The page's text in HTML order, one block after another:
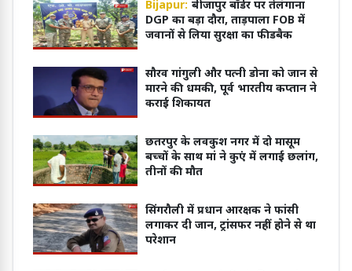
Bijapur: बीजापुर बॉर्डर पर तेलंगाना
DGP का बड़ा दौरा, ताड़पाला FOB में
जवानों से लिया सुरक्षा का फीडबैक
सौरव गांगुली और पत्नी डोना को जान से
मारने की धमकी, पूर्व भारतीय कप्तान ने
कराई शिकायत
छतरपुर के लवकुश नगर में दो मासूम
बच्चों के साथ मां ने कुएं में लगाई छलांग,
तीनों की मौत
सिंगरौली में प्रधान आरक्षक ने फांसी
लगाकर दी जान, ट्रांसफर नहीं होने से था
परेशान